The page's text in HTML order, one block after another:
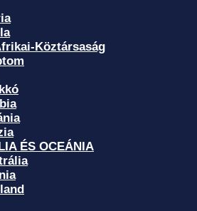
Köztársaság
ÉS OCEÁNIA